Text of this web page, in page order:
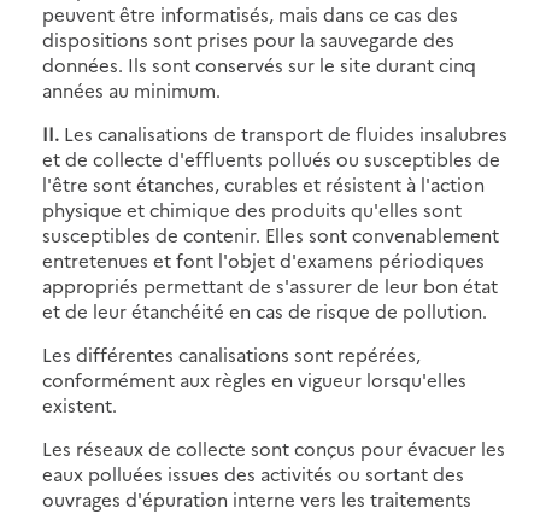
peuvent être informatisés, mais dans ce cas des
dispositions sont prises pour la sauvegarde des
données. Ils sont conservés sur le site durant cinq
années au minimum.
II. Les canalisations de transport de fluides insalubres
et de collecte d'effluents pollués ou susceptibles de
l'être sont étanches, curables et résistent à l'action
physique et chimique des produits qu'elles sont
susceptibles de contenir. Elles sont convenablement
entretenues et font l'objet d'examens périodiques
appropriés permettant de s'assurer de leur bon état
et de leur étanchéité en cas de risque de pollution.
Les différentes canalisations sont repérées,
conformément aux règles en vigueur lorsqu'elles
existent.
Les réseaux de collecte sont conçus pour évacuer les
eaux polluées issues des activités ou sortant des
ouvrages d'épuration interne vers les traitements